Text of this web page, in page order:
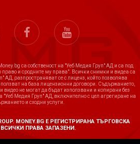
са собственост на "Уеб Медия Груп" АД и са под
право и сродните му права". Всички снимки и видеа са
АД, разпространяват се с лиценз, който позволява
на база лицензионни договори. Съдържанието,
видео не могат да бъдат използвани и копирани без
"Уеб Медия Груп" АД, включително с цел агрегиране на
и сходни услуги.
MONEY.BG Е РЕГИСТРИРАНА ТЪРГОВСКА
ПРАВА ЗАПАЗЕНИ.